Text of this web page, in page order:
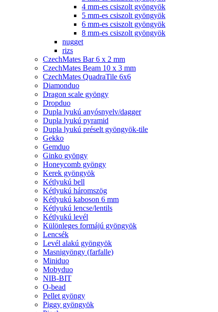
4 mm-es csiszolt gyöngyök
5 mm-es csiszolt gyöngyök
6 mm-es csiszolt gyöngyök
8 mm-es csiszolt gyöngyök
nugget
rizs
CzechMates Bar 6 x 2 mm
CzechMates Beam 10 x 3 mm
CzechMates QuadraTile 6x6
Diamonduo
Dragon scale gyöngy
Dropduo
Dupla lyukú anyósnyelv/dagger
Dupla lyukú pyramid
Dupla lyukú préselt gyöngyök-tile
Gekko
Gemduo
Ginko gyöngy
Honeycomb gyöngy
Kerek gyöngyök
Kétlyukú bell
Kétlyukú háromszög
Kétlyukú kaboson 6 mm
Kétlyukú lencse/lentils
Kétlyukú levél
Különleges formájú gyöngyök
Lencsék
Levél alakú gyöngyök
Masnigyöngy (farfalle)
Miniduo
Mobyduo
NIB-BIT
O-bead
Pellet gyöngy
Piggy gyöngyök